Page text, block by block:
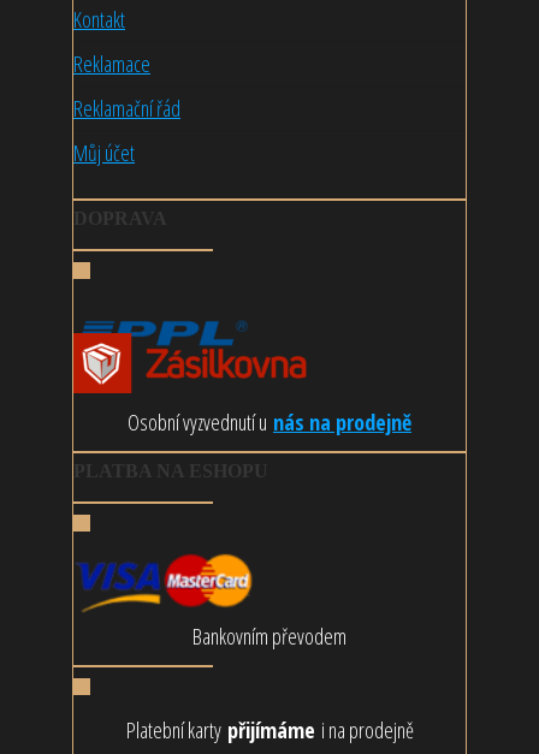
Kontakt
Reklamace
Reklamační řád
Můj účet
DOPRAVA
Osobní vyzvednutí u nás na prodejně
PLATBA NA ESHOPU
Bankovním převodem
Platební karty přijímáme i na prodejně